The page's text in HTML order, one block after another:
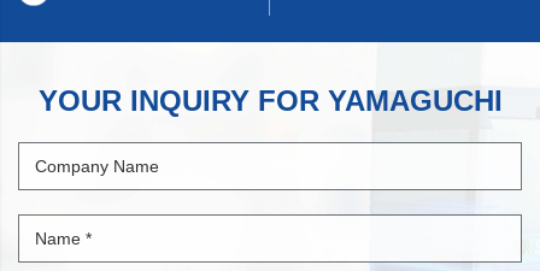
YOUR INQUIRY FOR YAMAGUCHI